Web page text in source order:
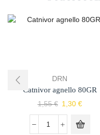
DRN
Catnivor agnello 80GR
1,55€ 1,30 €